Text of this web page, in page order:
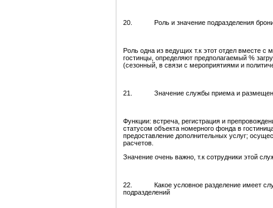
20. Роль и значение подразделения
Роль одна из ведущих т.к этот отдел вместе с
гостинцы, определяют предполагаемый %
(сезонный, в связи с мероприятиями и
21. Значение службы приема и
Функции: встреча, регистрация и
статусом объекта номерного фонда в
предоставление дополнительных услуг;
расчетов.
Значение очень важно, т.к сотрудники этой
22. Какое условное разделение имеет
подразделений